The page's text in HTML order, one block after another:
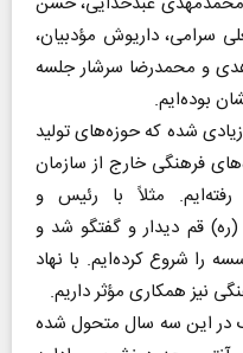
سرامی، داریوش مؤدبیان،
و محمدرضا سرشار جلسه
بوده‌ایم.
زیادی شده که حوزه‌های تولید
فرهنگی خارج از سازمان
مثلاً با رئیس و
قم دیدار و گفتگو شد و
را شروع کرده‌ایم. با نهاد
نیز همکاری مؤثر داریم.
در این سه سال متحول شده